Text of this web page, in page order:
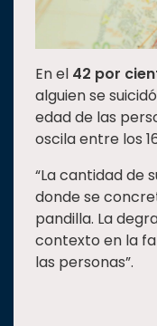
En el 42 por
alguien se
edad de las
oscila entre los
“La cantidad de
donde se
pandilla. La
contexto en la
las personas”.